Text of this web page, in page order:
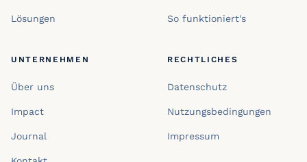
Lösungen So funktioniert's
UNTERNEHMEN
Über uns
Impact
Journal
RECHTLICHES
Datenschutz
Nutzungsbedingungen
Impressum